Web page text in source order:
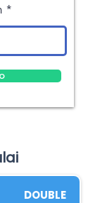
DOUBLE